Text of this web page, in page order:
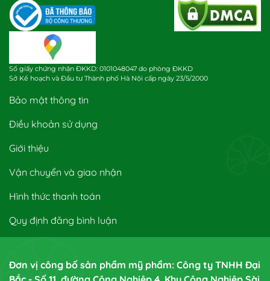
Số giấy chứng nhận ĐKKD: 0101048047 do phòng ĐKKD
Sở Kế hoạch và Đầu tư Thành phố Hà Nội cấp ngày 23/5/2000
Bảo mật thông tin
Điều khoản sử dụng
Giới thiệu
Vận chuyển và giao nhận
Hình thức thanh toán
Quy định đăng bình luận
Đơn vị công bố sản phẩm mỹ phẩm: Công ty TNHH Đại